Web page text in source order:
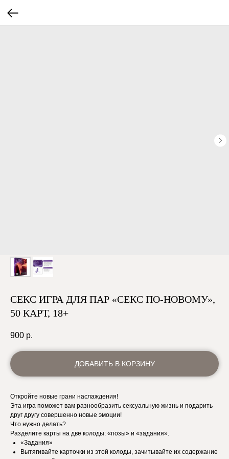
СЕКС ИГРА ДЛЯ ПАР «СЕКС ПО-НОВОМУ»,
50 КАРТ, 18+
900 р.
ДОБАВИТЬ В КОРЗИНУ
Откройте новые грани наслаждения!
Эта игра поможет вам разнообразить сексуальную жизнь и подарить
друг другу совершенно новые эмоции!
Что нужно делать?
Разделите карты на две колоды: «позы» и «задания».
«Задания»
Вытягивайте карточки из этой колоды, зачитывайте их содержание